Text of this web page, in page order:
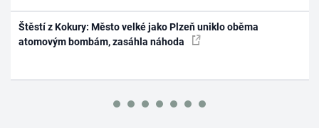
Štěstí z Kokury: Město velké jako Plzeň uniklo oběma
atomovým bombám, zasáhla náhoda